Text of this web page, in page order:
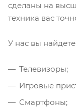
сделаны на
техника вас
У нас вы
Телевизоры;
Игровые
Смартфоны;